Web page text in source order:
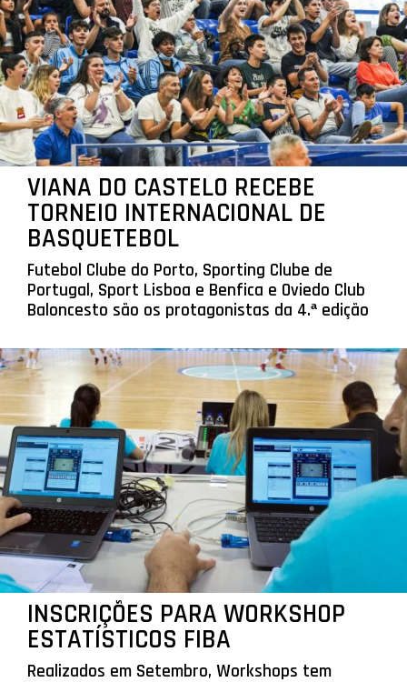
VIANA DO CASTELO RECEBE
TORNEIO INTERNACIONAL DE
BASQUETEBOL
Futebol Clube do Porto, Sporting Clube de
Portugal, Sport Lisboa e Benfica e Oviedo Club
Baloncesto são os protagonistas da 4.ª edição
INSCRIÇÕES PARA WORKSHOP
ESTATÍSTICOS FIBA
Realizados em Setembro, Workshops tem